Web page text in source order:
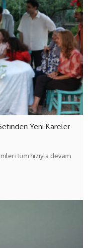
Yeni Kareler
tüm hızıyla devam